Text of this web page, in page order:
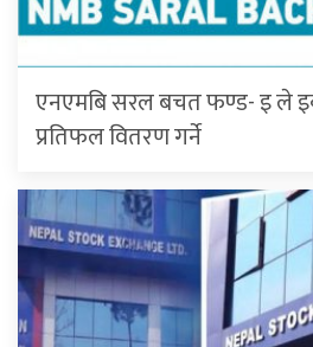
एनएमबि सरल बचत फण्ड- इ ले
प्रतिफल वितरण गर्ने